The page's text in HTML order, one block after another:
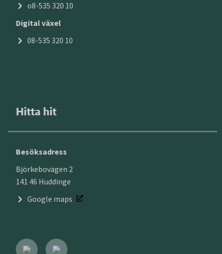
o8-535 320 10
Digital växel
08-535 320 10
Hitta hit
Besöksadress
Björkebovägen 2
141 46 Huddinge
Google maps